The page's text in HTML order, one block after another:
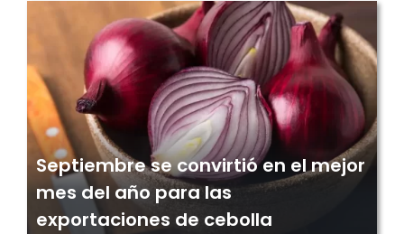
Septiembre se convirtió en el mejor
mes del año para las
exportaciones de cebolla
Navegación
de
entradas